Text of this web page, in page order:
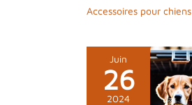
Accessoires pour chiens
Juin
26
2024